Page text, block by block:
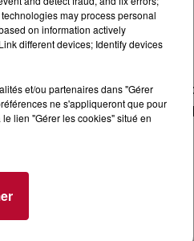
NASA, pour reproduire les
jusqu’à12hde
may process personal
on information actively
different devices; Identify devices
et/ou partenaires dans "Gérer
ne s'appliqueront que pour
lien "Gérer les cookies" situé en